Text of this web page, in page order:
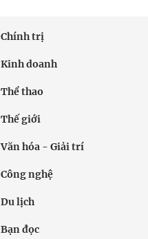
Chính trị
Kinh doanh
Thể thao
Thế giới
Văn hóa - Giải trí
Công nghệ
Du lịch
Bạn đọc